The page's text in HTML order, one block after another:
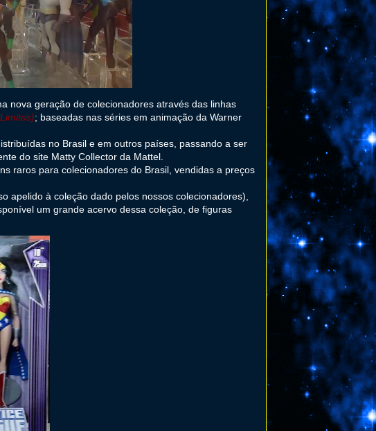
nova geração de colecionadores através das linhas
; baseadas nas séries em animação da Warner
no Brasil e em outros países, passando a ser
do site Matty Collector da Mattel.
raros para colecionadores do Brasil, vendidas a preços
apelido à coleção dado pelos nossos colecionadores),
um grande acervo dessa coleção, de figuras